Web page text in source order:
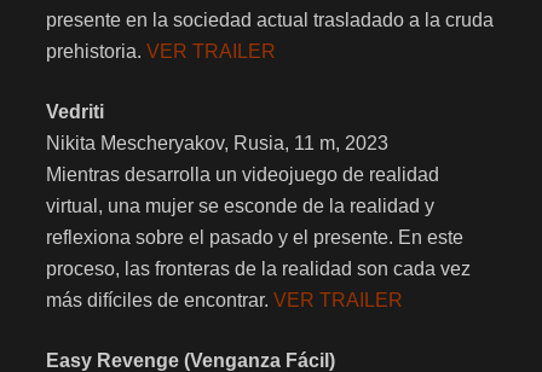
presente en la sociedad actual trasladado a la cruda
prehistoria. VER TRAILER
Vedriti
Nikita Mescheryakov, Rusia, 11 m, 2023
Mientras desarrolla un videojuego de realidad
virtual, una mujer se esconde de la realidad y
reflexiona sobre el pasado y el presente. En este
proceso, las fronteras de la realidad son cada vez
más difíciles de encontrar. VER TRAILER
Easy Revenge (Venganza Fácil)